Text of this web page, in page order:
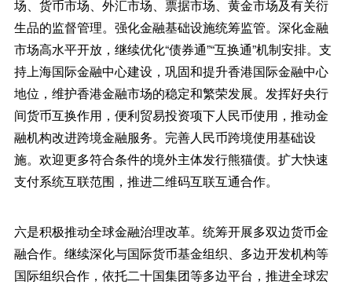
场、货币市场、外汇市场、票据市场、黄金市场及有关衍
生品的监督管理。强化金融基础设施统筹监管。深化金融
市场高水平开放，继续优化“债券通”“互换通”机制安排。支
持上海国际金融中心建设，巩固和提升香港国际金融中心
地位，维护香港金融市场的稳定和繁荣发展。发挥好央行
间货币互换作用，便利贸易投资项下人民币使用，推动金
融机构改进跨境金融服务。完善人民币跨境使用基础设
施。欢迎更多符合条件的境外主体发行熊猫债。扩大快速
支付系统互联范围，推进二维码互联互通合作。
六是积极推动全球金融治理改革。统筹开展多双边货币金
融合作。继续深化与国际货币基金组织、多边开发机构等
国际组织合作，依托二十国集团等多边平台，推进全球宏